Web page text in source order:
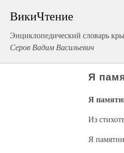
ВикиЧтение
Энциклопедический словарь
Серов Вадим Васильевич
Я
Я
Из
Я